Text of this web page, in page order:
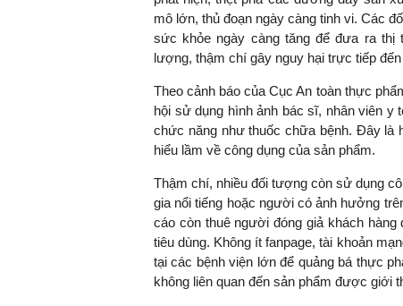
mô lớn, thủ đoạn ngày càng tinh vi. Các
sức khỏe ngày càng tăng để đưa ra thị
lượng, thậm chí gây nguy hại trực tiếp
Theo cảnh báo của Cục An toàn thực
hội sử dụng hình ảnh bác sĩ, nhân viên y
chức năng như thuốc chữa bệnh. Đây là
hiểu lầm về công dụng của sản phẩm.
Thậm chí, nhiều đối tượng còn sử dụng
gia nổi tiếng hoặc người có ảnh hưởng
cáo còn thuê người đóng giả khách
tiêu dùng. Không ít fanpage, tài khoản
tại các bệnh viện lớn để quảng bá thực
không liên quan đến sản phẩm được giới